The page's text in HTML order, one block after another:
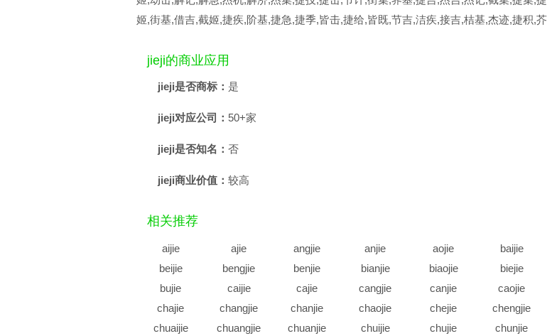
姬,街基,借吉,截姬,捷疾,阶基,捷急,捷季,皆击,捷给,皆既,节吉,洁疾,接吉,桔基,杰迹,捷积,
jieji的商业应用
jieji是否商标： 是
jieji对应公司： 50+家
jieji是否知名： 否
jieji商业价值： 较高
相关推荐
aijie ajie angjie anjie aojie baijie
beijie
bengjie benjie bianjie biaojie biejie
bujie
caijie cajie cangjie canjie caojie
chajie
changjie chanjie chaojie chejie chengjie
chuaijie
chuangjie chuanjie chuijie chujie chunjie